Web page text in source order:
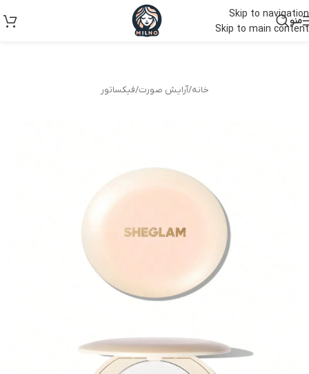
Skip to navigation
Skip to main content
منو
خانه/آرایش صورت/فیکساتور